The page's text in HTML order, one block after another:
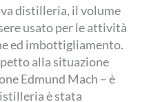
distilleria, il volume
usato per le attività
ed imbottigliamento.
alla situazione
Edmund Mach – è
è stata